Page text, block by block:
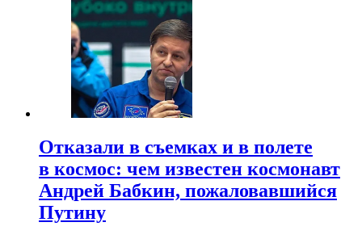
Отказали в съемках и в полете
в космос: чем известен космонавт
Андрей Бабкин, пожаловавшийся
Путину